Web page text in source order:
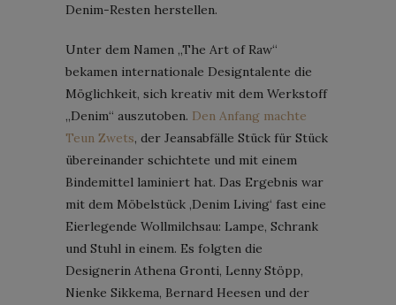
Denim-Resten herstellen.
Unter dem Namen „The Art of Raw“
bekamen internationale Designtalente die
Möglichkeit, sich kreativ mit dem Werkstoff
„Denim“ auszutoben. Den Anfang machte
Teun Zwets, der Jeansabfälle Stück für Stück
übereinander schichtete und mit einem
Bindemittel laminiert hat. Das Ergebnis war
mit dem Möbelstück ‚Denim Living‘ fast eine
Eierlegende Wollmilchsau: Lampe, Schrank
und Stuhl in einem. Es folgten die
Designerin Athena Gronti, Lenny Stöpp,
Nienke Sikkema, Bernard Heesen und der